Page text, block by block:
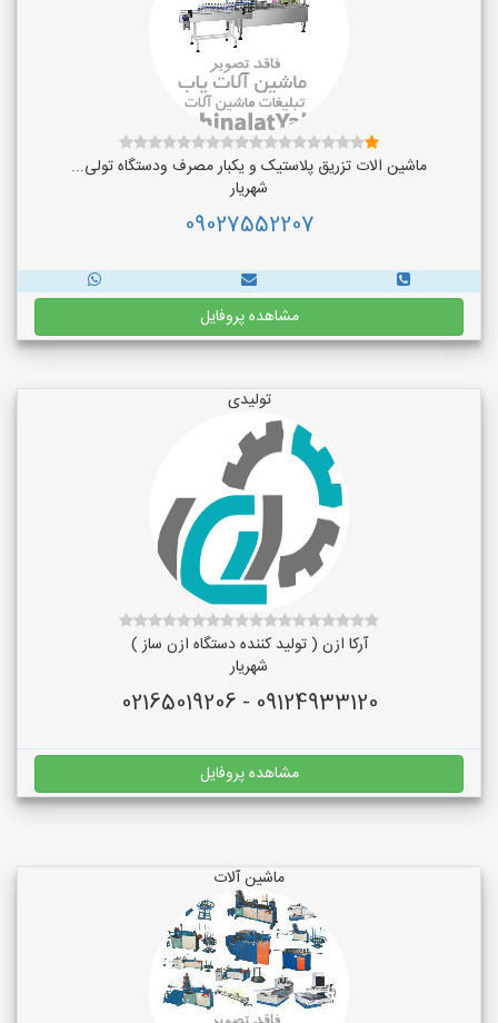
ماشین الات تزریق پلاستیک و یکبار مصرف ودستگاه تولی...
شهریار
09027552207
مشاهده پروفایل
تولیدی
آرکا ازن ( تولید کننده دستگاه ازن ساز )
شهریار
09124933120 - 02165019206
مشاهده پروفایل
ماشین آلات